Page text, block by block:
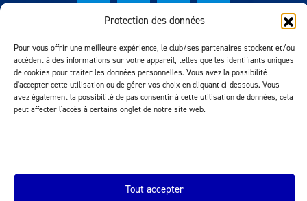
Protection des données
Pour vous offrir une meilleure expérience, le club/ses partenaires stockent et/ou
accèdent à des informations sur votre appareil, telles que les identifiants uniques
de cookies pour traiter les données personnelles. Vous avez la possibilité
d'accepter cette utilisation ou de gérer vos choix en cliquant ci-dessous. Vous
avez également la possibilité de pas consentir à cette utilisation de données, cela
peut affecter l'accès à certains onglet de notre site web.
Tout accepter
Réalisation MTM Agency